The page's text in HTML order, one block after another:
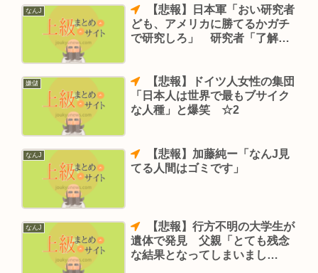
なんJ
ども、アメリカに勝てるかガチ
で研究しろ」 研究者「了解や
嫌儲
「日本人は世界で最もブサイク
な人種」と爆笑 ☆2
なんJ
てる人間はゴミです」
なんJ
遺体で発見 父親「とても残念
な結果となってしまいまし